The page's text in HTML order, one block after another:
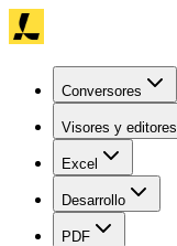
Conversores
Visores y editores
Excel
Desarrollo
PDF